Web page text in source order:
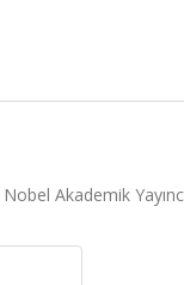
Akademik